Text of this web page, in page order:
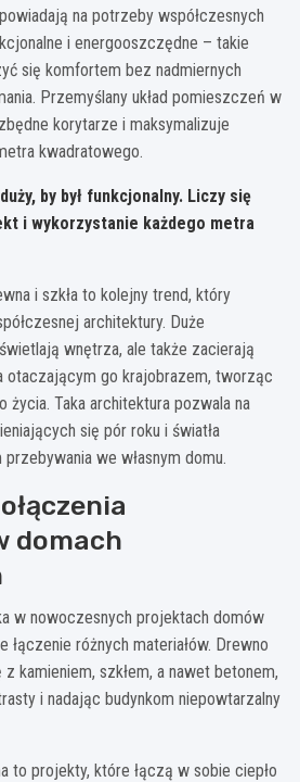
na potrzeby współczesnych
i energooszczędne – takie
się komfortem bez nadmiernych
Przemyślany układ pomieszczeń w
korytarze i maksymalizuje
kwadratowego.
by był funkcjonalny. Liczy się
i wykorzystanie każdego metra
i szkła to kolejny trend, który
architektury. Duże
wnętrza, ale także zacierają
otaczającym go krajobrazem, tworząc
Taka architektura pozwala na
się pór roku i światła
we własnym domu.
domach
w nowoczesnych projektach domów
łączenie różnych materiałów. Drewno
kamieniem, szkłem, a nawet betonem,
i nadając budynkom niepowtarzalny
to projekty, które łączą w sobie ciepło